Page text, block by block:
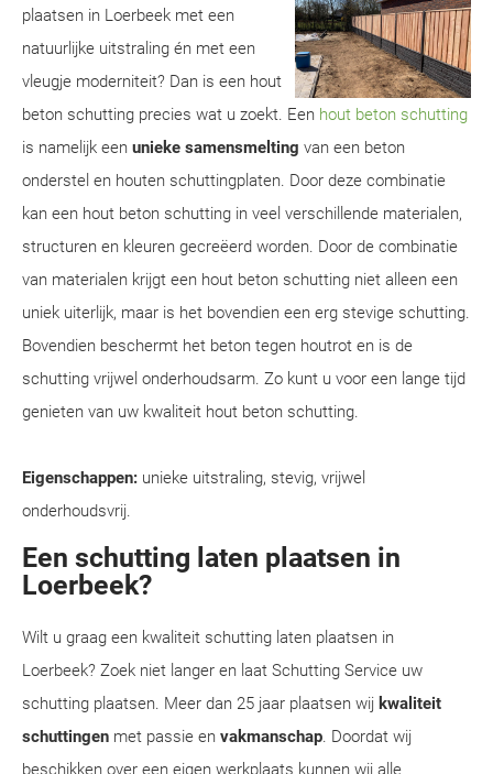
plaatsen in Loerbeek met een
natuurlijke uitstraling én met een
vleugje moderniteit? Dan is een hout
beton schutting precies wat u zoekt. Een hout beton schutting
is namelijk een unieke samensmelting van een beton
onderstel en houten schuttingplaten. Door deze combinatie
kan een hout beton schutting in veel verschillende materialen,
structuren en kleuren gecreëerd worden. Door de combinatie
van materialen krijgt een hout beton schutting niet alleen een
uniek uiterlijk, maar is het bovendien een erg stevige schutting.
Bovendien beschermt het beton tegen houtrot en is de
schutting vrijwel onderhoudsarm. Zo kunt u voor een lange tijd
genieten van uw kwaliteit hout beton schutting.
Eigenschappen: unieke uitstraling, stevig, vrijwel
onderhoudsvrij.
Een schutting laten plaatsen in
Loerbeek?
Wilt u graag een kwaliteit schutting laten plaatsen in
Loerbeek? Zoek niet langer en laat Schutting Service uw
schutting plaatsen. Meer dan 25 jaar plaatsen wij kwaliteit
schuttingen met passie en vakmanschap. Doordat wij
beschikken over een eigen werkplaats kunnen wij alle